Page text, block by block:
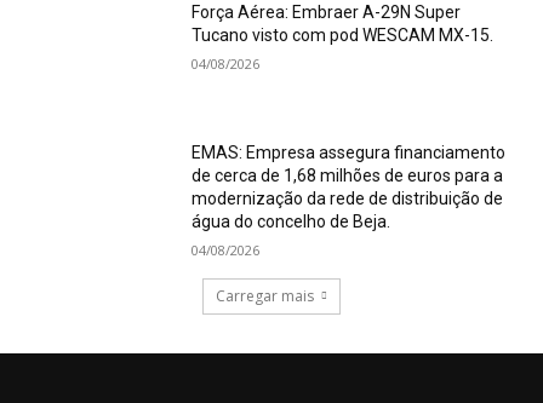
Força Aérea: Embraer A-29N Super
Tucano visto com pod WESCAM MX-15.
04/08/2026
EMAS: Empresa assegura financiamento
de cerca de 1,68 milhões de euros para a
modernização da rede de distribuição de
água do concelho de Beja.
04/08/2026
Carregar mais